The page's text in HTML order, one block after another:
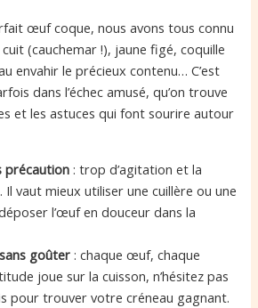
œuf coque, nous avons tous connu
(cauchemar !), jaune figé, coquille
envahir le précieux contenu… C’est
dans l’échec amusé, qu’on trouve
et les astuces qui font sourire autour
précaution : trop d’agitation et la
Il vaut mieux utiliser une cuillère ou une
l’œuf en douceur dans la
goûter : chaque œuf, chaque
joue sur la cuisson, n’hésitez pas
pour trouver votre créneau gagnant.